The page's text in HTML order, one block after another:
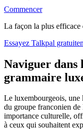
Commencer
La façon la plus efficace
Essayez Talkpal
Naviguer dans
grammaire
Le luxembourgeois, une
du groupe franconien
importance culturelle,
à ceux qui souhaitent